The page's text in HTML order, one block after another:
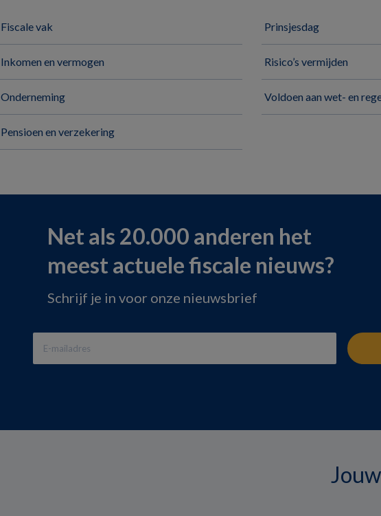
Fiscale vak
Inkomen en vermogen
Onderneming
Pensioen en verzekering
Prinsjesdag
Risico’s vermijden
Voldoen aan wet- en
Net als 20.000 anderen het
meest actuele fiscale nieuws?
Schrijf je in voor onze nieuwsbrief